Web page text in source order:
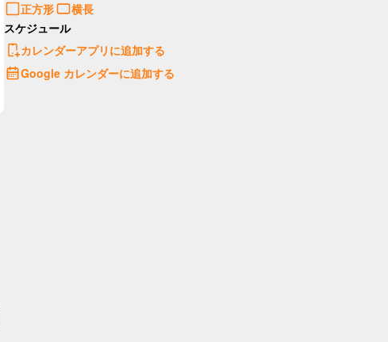
正方形
横長
スケジュール
カレンダーアプリに追加する
Google カレンダーに追加する